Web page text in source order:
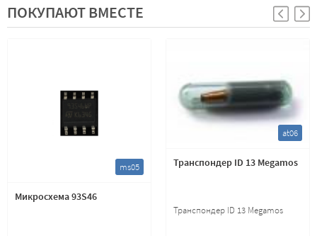
ПОКУПАЮТ ВМЕСТЕ
ms05
Микросхема 93S46
at06
Транспондер ID 13 Megamos
Транспондер ID 13 Megamos